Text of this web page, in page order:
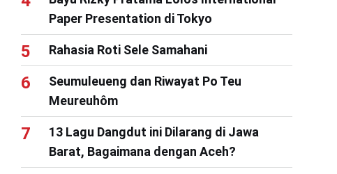
Paper Presentation di Tokyo
Rahasia Roti Sele Samahani
Seumuleueng dan Riwayat Po Teu
Meureuhôm
13 Lagu Dangdut ini Dilarang di Jawa
Barat, Bagaimana dengan Aceh?